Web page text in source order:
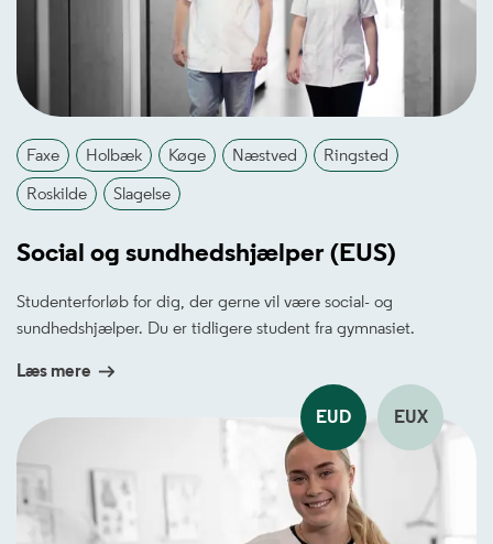
Faxe Holbæk Køge Næstved
Ringsted
Roskilde
Slagelse
Social og sundhedshjælper (EUS)
Studenterforløb for dig, der gerne vil være social- og
sundhedshjælper. Du er tidligere student fra gymnasiet.
Læs mere
EUD EUX